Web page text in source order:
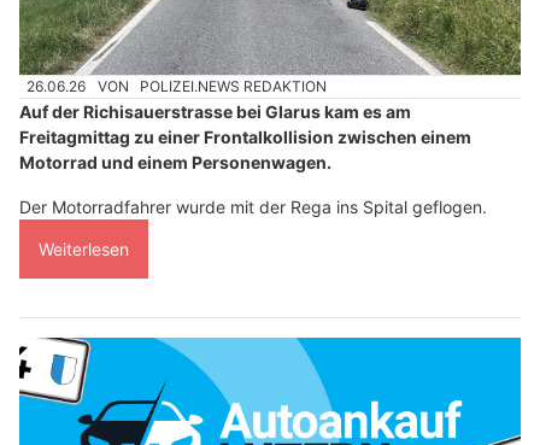
26.06.26 VON POLIZEI.NEWS REDAKTION
Auf der Richisauerstrasse bei Glarus kam es am
Freitagmittag zu einer Frontalkollision zwischen einem
Motorrad und einem Personenwagen.
Der Motorradfahrer wurde mit der Rega ins Spital geflogen.
Weiterlesen